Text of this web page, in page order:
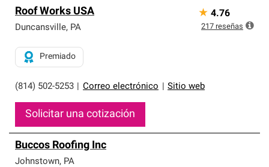
Corning constituyen el nivel superior de nuestra red
exclusiva y cumplen con estándares estrictos de
Solo ellos pueden ofrecer nuestra mejor garantía de
sistemas de techos.
Roof Works USA
Duncansville, PA
(814) 502-5253 Correo electrónico Sitio web
Premiado
Solicitar una cotización
★ 4.76
217 reseñas
Buccos Roofing Inc
Johnstown, PA